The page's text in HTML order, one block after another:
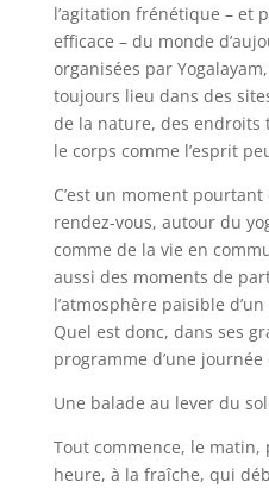
l’agitation frénétique – et
efficace – du monde
organisées par
toujours lieu dans des
de la nature, des
le corps comme l’esprit
C’est un moment
rendez-vous, autour du
comme de la vie en
aussi des moments de
l’atmosphère paisible
Quel est donc, dans ses
programme d’une
Une balade au lever du
Tout commence, le matin,
heure, à la fraîche, qui